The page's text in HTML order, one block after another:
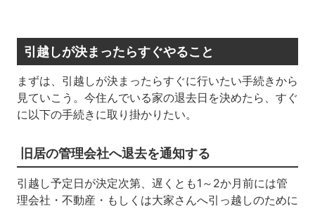
引越しが決まったらすぐやること
まずは、引越しが決まったらすぐに行いたい手続きから
見ていこう。今住んでいる家の退去日を決めたら、すぐ
に以下の手続きに取り掛かりたい。
旧居の管理会社へ退去を通知する
引越し予定日が決定次第、遅くとも1 ～ 2か月前には管
理会社・不動産・もしくは大家さんへ引っ越しのために